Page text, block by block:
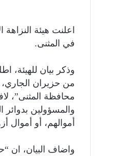
اعلنت هيئة النزاهة
في المثنى.
وذكر بيان للهيئة،
من حزيران
محافظة المثنى”،
والمسؤولين بدوائر
أموالهم، أو أموال
واضاف البيان، ان